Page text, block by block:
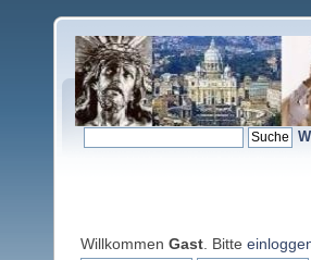
Willkommen Gast . Bitte